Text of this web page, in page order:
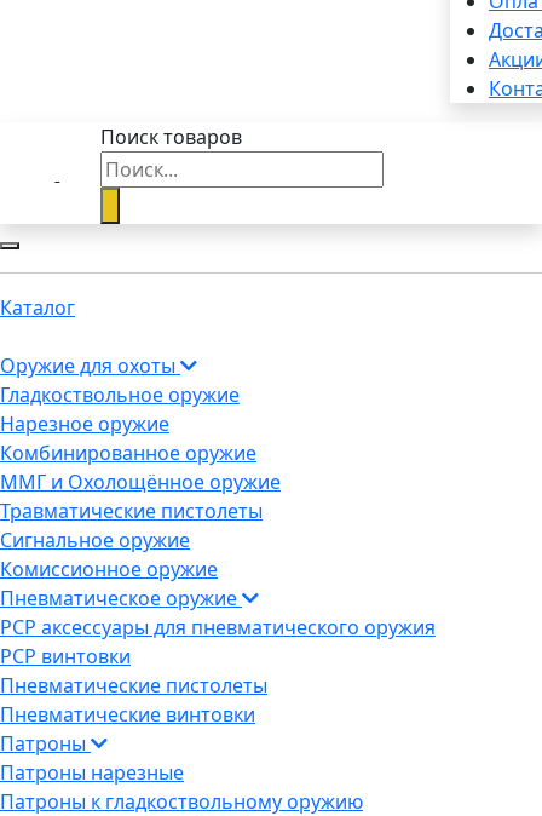
Поиск товаров
Каталог
Оружие для охоты
Гладкоствольное оружие
Нарезное оружие
Комбинированное оружие
ММГ и Охолощённое оружие
Травматические пистолеты
Сигнальное оружие
Комиссионное оружие
Пневматическое оружие
PCP аксессуары для пневматического оружия
PCP винтовки
Пневматические пистолеты
Пневматические винтовки
Патроны
Патроны нарезные
Патроны к гладкоствольному оружию